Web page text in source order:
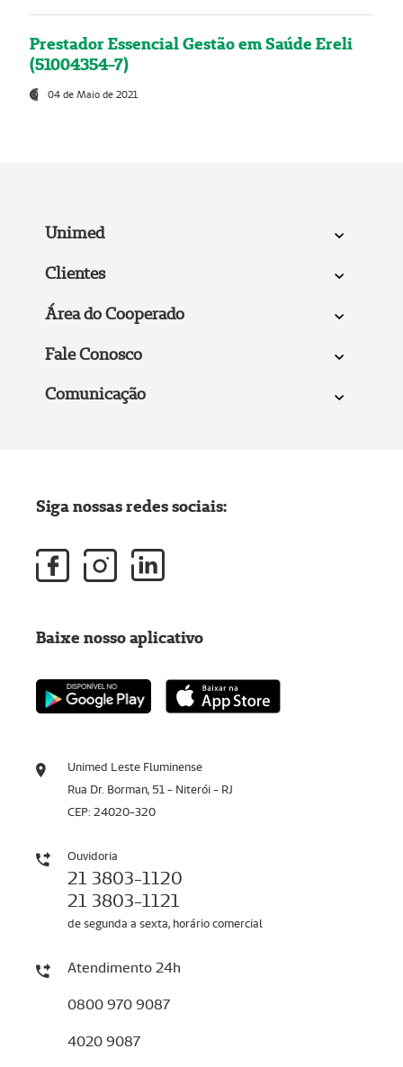
Prestador Essencial Gestão em Saúde Ereli
(51004354-7)
04 de Maio de 2021
Unimed
Clientes
Área do Cooperado
Fale Conosco
Comunicação
Unimed Leste Fluminense
Rua Dr. Borman, 51 - Niterói - RJ
CEP: 24020-320
Ouvidoria
21 3803-1120
21 3803-1121
de segunda a sexta, horário comercial
Atendimento 24h
0800 970 9087
4020 9087
Siga nossas redes sociais:
Baixe nosso aplicativo